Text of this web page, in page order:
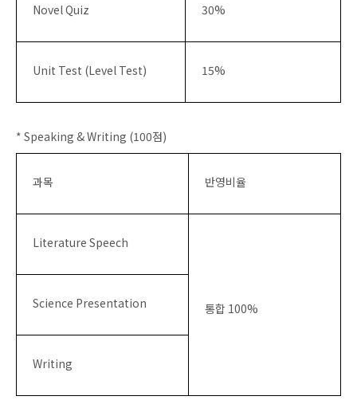
Novel Quiz 30%
Unit Test (Level Test) 15%
* Speaking & Writing (100점)
과목 반영비율
Literature Speech
통합 100%
Science Presentation
Writing